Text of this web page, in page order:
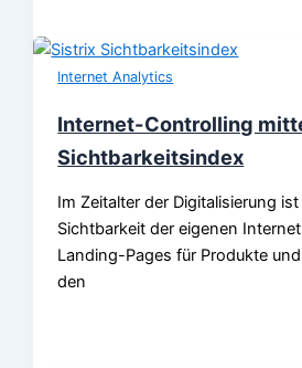
Internet Analytics
Internet-Controlling
Sichtbarkeitsindex
Im Zeitalter der Digitalisierung
Sichtbarkeit der eigenen
Landing-Pages für Produkte
den